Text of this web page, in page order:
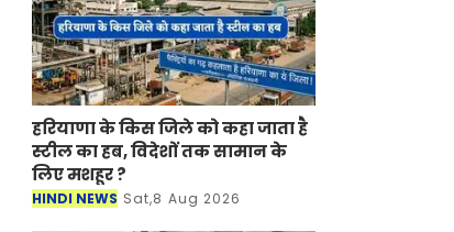
हरियाणा के किस जिले को कहा जाता है
स्टील का हब, विदेशों तक सामान के
लिए मशहूर ?
HINDI NEWS Sat,8 Aug 2026